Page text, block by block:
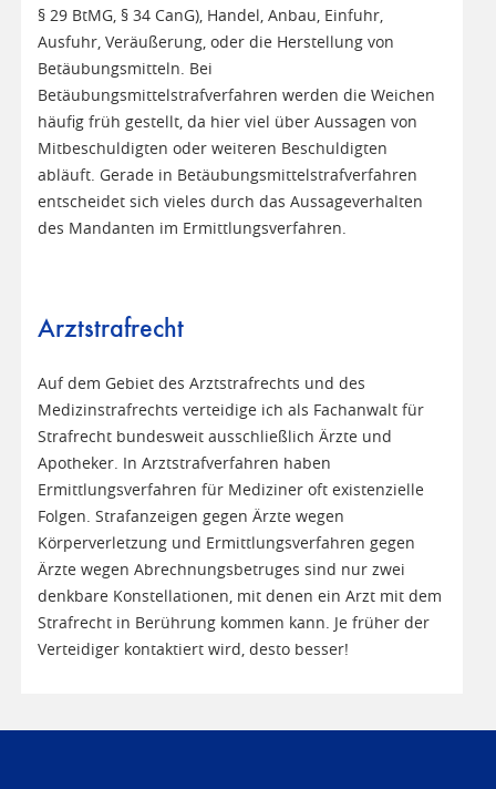
§ 29 BtMG, § 34 CanG), Handel, Anbau, Einfuhr,
Ausfuhr, Veräußerung, oder die Herstellung von
Betäubungsmitteln. Bei
Betäubungsmittelstrafverfahren werden die Weichen
häufig früh gestellt, da hier viel über Aussagen von
Mitbeschuldigten oder weiteren Beschuldigten
abläuft. Gerade in Betäubungsmittelstrafverfahren
entscheidet sich vieles durch das Aussageverhalten
des Mandanten im Ermittlungsverfahren.
Arztstrafrecht
Auf dem Gebiet des Arztstrafrechts und des
Medizinstrafrechts verteidige ich als Fachanwalt für
Strafrecht bundesweit ausschließlich Ärzte und
Apotheker. In Arztstrafverfahren haben
Ermittlungsverfahren für Mediziner oft existenzielle
Folgen. Strafanzeigen gegen Ärzte wegen
Körperverletzung und Ermittlungsverfahren gegen
Ärzte wegen Abrechnungsbetruges sind nur zwei
denkbare Konstellationen, mit denen ein Arzt mit dem
Strafrecht in Berührung kommen kann. Je früher der
Verteidiger kontaktiert wird, desto besser!